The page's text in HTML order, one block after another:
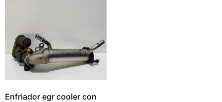
Enfriador egr cooler con